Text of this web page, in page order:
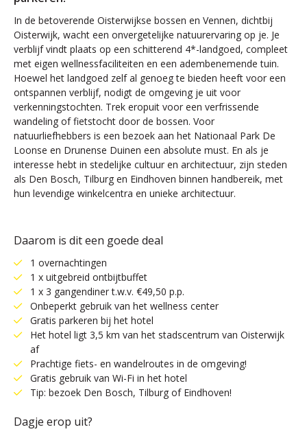
In de betoverende Oisterwijkse bossen en Vennen, dichtbij
Oisterwijk, wacht een onvergetelijke natuurervaring op je. Je
verblijf vindt plaats op een schitterend 4*-landgoed, compleet
met eigen wellnessfaciliteiten en een adembenemende tuin.
Hoewel het landgoed zelf al genoeg te bieden heeft voor een
ontspannen verblijf, nodigt de omgeving je uit voor
verkenningstochten. Trek eropuit voor een verfrissende
wandeling of fietstocht door de bossen. Voor
natuurliefhebbers is een bezoek aan het Nationaal Park De
Loonse en Drunense Duinen een absolute must. En als je
interesse hebt in stedelijke cultuur en architectuur, zijn steden
als Den Bosch, Tilburg en Eindhoven binnen handbereik, met
hun levendige winkelcentra en unieke architectuur.
Daarom is dit een goede deal
1 overnachtingen
1 x uitgebreid ontbijtbuffet
1 x 3 gangendiner t.w.v. €49,50 p.p.
Onbeperkt gebruik van het wellness center
Gratis parkeren bij het hotel
Het hotel ligt 3,5 km van het stadscentrum van Oisterwijk
af
Prachtige fiets- en wandelroutes in de omgeving!
Gratis gebruik van Wi-Fi in het hotel
Tip: bezoek Den Bosch, Tilburg of Eindhoven!
Dagje erop uit?